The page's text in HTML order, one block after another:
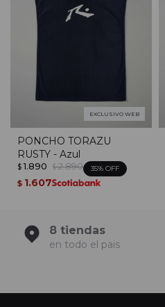
EXCLUSIVO WEB
PONCHO TORAZU
RUSTY - Azul
$ 1.890 $ 2.890 35
$ 1.607
8 tiendas
en todo el pais